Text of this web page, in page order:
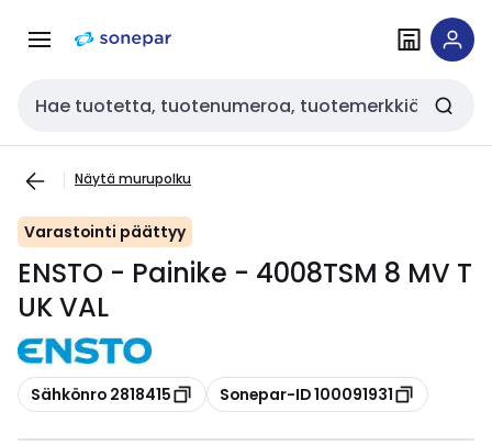
navigointiinsisältöön
Haku
Näytä murupolku
Varastointi päättyy
ENSTO - Painike - 4008TSM 8 MV T
UK VAL
Kopioi
Sähkönro 2818415 Kopioi
Sonepar-ID 100091931